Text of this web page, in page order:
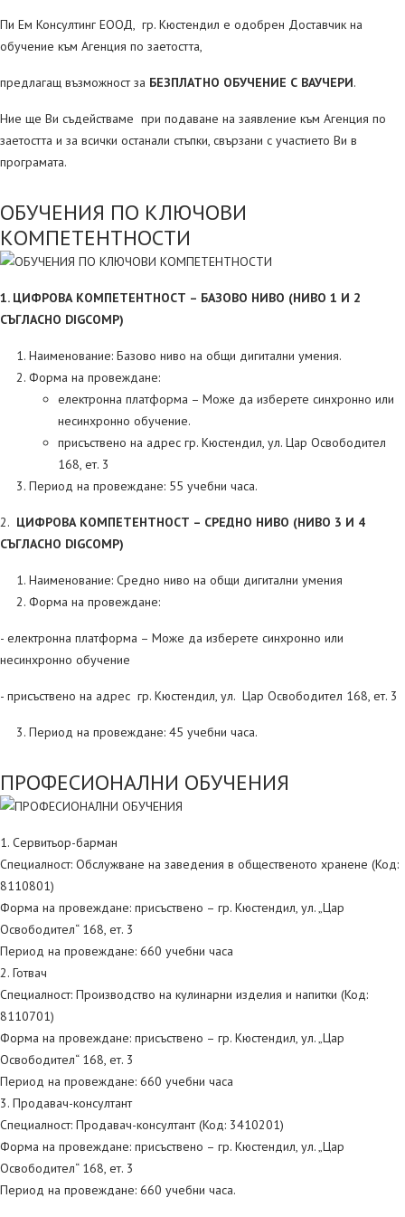
Пи Ем Консултинг ЕООД, гр. Кюстендил е одобрен Доставчик на
обучение към Агенция по заетостта,
предлагащ възможност за БЕЗПЛАТНО ОБУЧЕНИЕ С ВАУЧЕРИ.
Ние ще Ви съдействаме при подаване на заявление към Агенция по
заетостта и за всички останали стъпки, свързани с участието Ви в
програмата.
ОБУЧЕНИЯ ПО КЛЮЧОВИ
КОМПЕТЕНТНОСТИ
1. ЦИФРОВА КОМПЕТЕНТНОСТ – БАЗОВО НИВО (НИВО 1 И 2
СЪГЛАСНО DIGCOMP)
Наименование: Базово ниво на общи дигитални умения.
Форма на провеждане:
електронна платформа – Може да изберете синхронно или
несинхронно обучение.
присъствено на адрес гр. Кюстендил, ул. Цар Освободител
168, ет. 3
Период на провеждане: 55 учебни часа.
2. ЦИФРОВА КОМПЕТЕНТНОСТ – СРЕДНО НИВО (НИВО 3 И 4
СЪГЛАСНО DIGCOMP)
Наименование: Средно ниво на общи дигитални умения
Форма на провеждане:
- електронна платформа – Може да изберете синхронно или
несинхронно обучение
- присъствено на адрес гр. Кюстендил, ул. Цар Освободител 168, ет. 3
Период на провеждане: 45 учебни часа.
ПРОФЕСИОНАЛНИ ОБУЧЕНИЯ
1. Сервитьор-барман
Специалност: Обслужване на заведения в общественото хранене (Код:
8110801)
Форма на провеждане: присъствено – гр. Кюстендил, ул. „Цар
Освободител“ 168, ет. 3
Период на провеждане: 660 учебни часа
2. Готвач
Специалност: Производство на кулинарни изделия и напитки (Код:
8110701)
Форма на провеждане: присъствено – гр. Кюстендил, ул. „Цар
Освободител“ 168, ет. 3
Период на провеждане: 660 учебни часа
3. Продавач-консултант
Специалност: Продавач-консултант (Код: 3410201)
Форма на провеждане: присъствено – гр. Кюстендил, ул. „Цар
Освободител“ 168, ет. 3
Период на провеждане: 660 учебни часа.